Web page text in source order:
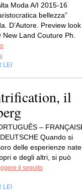
Moda A/I 2015-16
bellezza”
D’Autore. Preview look
New Land Couture Ph.
LEI
il
–
Quando si
delle esperienze nate
e degli altri, si può
il seguito
LEI